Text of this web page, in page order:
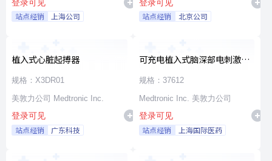
司
登录可见
站点经销 上海公司
登录可见
站点经销 北京公司
植入式心脏起搏器
规格：X3DR01
美敦力公司 Medtronic Inc.
登录可见
站点经销 广东科技
可充电植入式脑深部电刺激脉
冲发生器套件
规格：37612
Medtronic Inc. 美敦力公司
登录可见
站点经销 上海国际医药